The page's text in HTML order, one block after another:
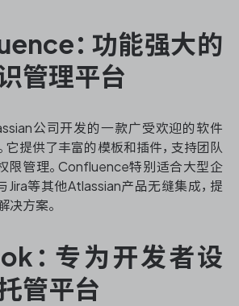
：功能强大的
管理平台
公司开发的一款广受欢迎的软件
它提供了丰富的模板和插件，支持团队
限管理。Confluence特别适合大型企
Jira等其他Atlassian产品无缝集成，提
决方案。
：专为开发者设
管平台